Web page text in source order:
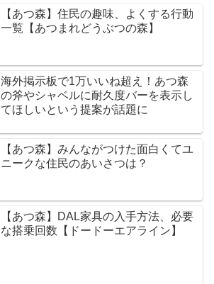
【あつ森】住民の趣味、よくする行動
一覧【あつまれどうぶつの森】
海外掲示板で1万いいね超え！あつ森
の斧やシャベルに耐久度バーを表示し
てほしいという提案が話題に
【あつ森】みんながつけた面白くてユ
ニークな住民のあいさつは？
【あつ森】DAL家具の入手方法、必要
な搭乗回数【ドードーエアライン】